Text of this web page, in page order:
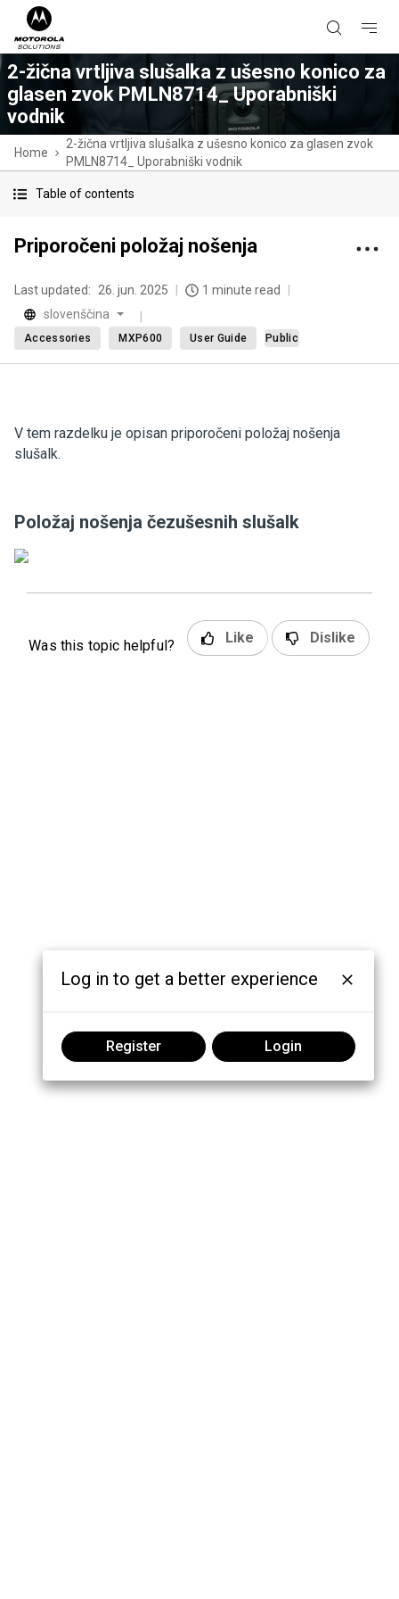
2-žična vrtljiva slušalka z ušesno konico za
glasen zvok PMLN8714_ Uporabniški
vodnik
Home
2-žična vrtljiva slušalka z ušesno konico za glasen zvok
PMLN8714_ Uporabniški vodnik
Table of contents
Priporočeni položaj nošenja
Last updated: 26. jun. 2025
1 minute read
slovenščina
Accessories MXP600 User Guide Public
V tem razdelku je opisan priporočeni položaj nošenja
slušalk.
Položaj nošenja čezušesnih slušalk
Was this topic helpful? Like Dislike
Log in to get a better experience
Register Login